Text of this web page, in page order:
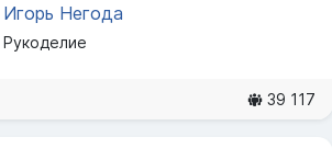
Игорь Негода
Рукоделие
39 117